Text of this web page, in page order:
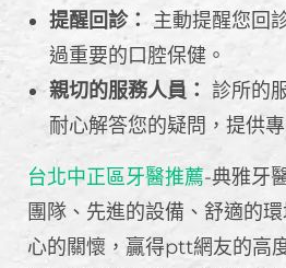
提醒回診： 主動提醒您回
過重要的口腔保健。
親切的服務人員： 診所的
耐心解答您的疑問，提供
台北中正區牙醫推薦-典雅牙
團隊、先進的設備、舒適的
心的關懷，贏得ptt網友的高